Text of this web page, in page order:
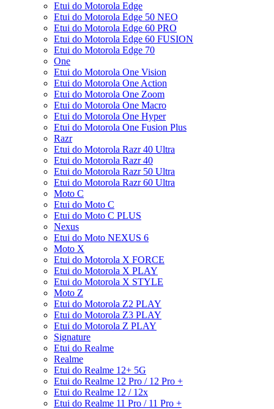
Etui do Motorola Edge
Etui do Motorola Edge 50 NEO
Etui do Motorola Edge 60 PRO
Etui do Motorola Edge 60 FUSION
Etui do Motorola Edge 70
One
Etui do Motorola One Vision
Etui do Motorola One Action
Etui do Motorola One Zoom
Etui do Motorola One Macro
Etui do Motorola One Hyper
Etui do Motorola One Fusion Plus
Razr
Etui do Motorola Razr 40 Ultra
Etui do Motorola Razr 40
Etui do Motorola Razr 50 Ultra
Etui do Motorola Razr 60 Ultra
Moto C
Etui do Moto C
Etui do Moto C PLUS
Nexus
Etui do Moto NEXUS 6
Moto X
Etui do Motorola X FORCE
Etui do Motorola X PLAY
Etui do Motorola X STYLE
Moto Z
Etui do Motorola Z2 PLAY
Etui do Motorola Z3 PLAY
Etui do Motorola Z PLAY
Signature
Etui do Realme
Realme
Etui do Realme 12+ 5G
Etui do Realme 12 Pro / 12 Pro +
Etui do Realme 12 / 12x
Etui do Realme 11 Pro / 11 Pro +